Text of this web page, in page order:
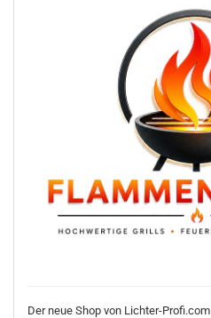
Der neue Shop von Lichter-Profi.com